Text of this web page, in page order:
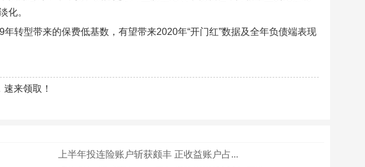
化。
转型带来的保费低基数，有望带来2020年“开门红”数据及全年负债端表现
来领取！
上半年投连险账户斩获颇丰 正收益账户占...